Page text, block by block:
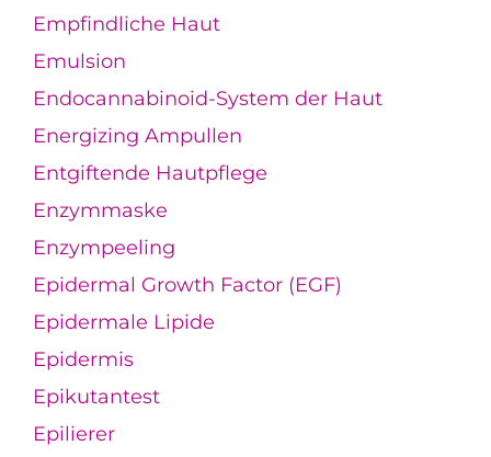
Empfindliche Haut
Emulsion
Endocannabinoid-System der Haut
Energizing Ampullen
Entgiftende Hautpflege
Enzymmaske
Enzympeeling
Epidermal Growth Factor (EGF)
Epidermale Lipide
Epidermis
Epikutantest
Epilierer